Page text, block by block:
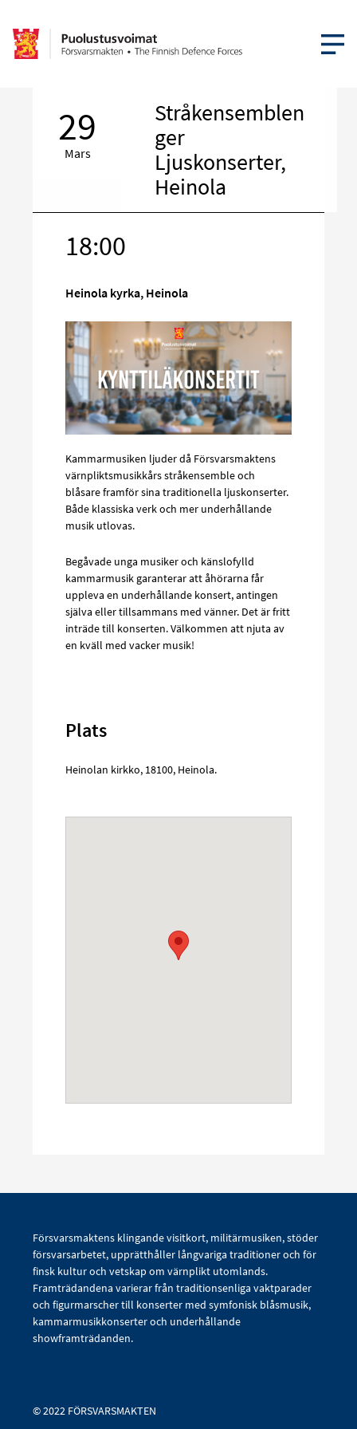
ÖPPNA
29
Mars
Stråkensemblen
ger
Ljuskonserter,
Heinola
18:00
media
Heinola kyrka, Heinola
Kammarmusiken ljuder då Försvarsmaktens
värnpliktsmusikkårs stråkensemble och
blåsare framför sina traditionella ljuskonserter.
Både klassiska verk och mer underhållande
musik utlovas.
Begåvade unga musiker och känslofylld
kammarmusik garanterar att åhörarna får
uppleva en underhållande konsert, antingen
själva eller tillsammans med vänner. Det är fritt
inträde till konserten. Välkommen att njuta av
en kväll med vacker musik!
Plats
Heinolan kirkko, 18100, Heinola.
Försvarsmaktens klingande visitkort, militärmusiken, stöder
försvarsarbetet, upprätthåller långvariga traditioner och för
finsk kultur och vetskap om värnplikt utomlands.
Framträdandena varierar från traditionsenliga vaktparader
och figurmarscher till konserter med symfonisk blåsmusik,
kammarmusikkonserter och underhållande
showframträdanden.
© 2022 FÖRSVARSMAKTEN